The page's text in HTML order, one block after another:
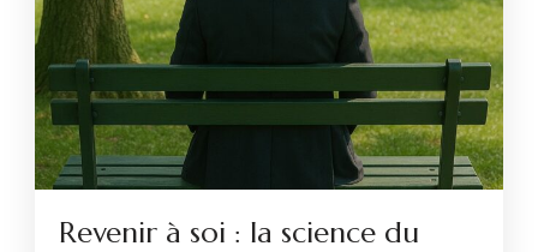
Revenir à soi : la science du